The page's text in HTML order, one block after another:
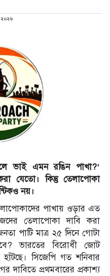
ভাই এমন রঙিন পাখা?’
যেতো। কিন্তু তেলাপোকা
নয়।
পাখায় ওড়ার এত
তেলাপোকা দাবি করা
পাটি মাত্র ২৫ দিনে গোটা
ভারতের বিরোধী জোট
হাঁটছে। সিজেপি গত শনিবার
দাবিতে প্রথমবারের প্রকাশ্য